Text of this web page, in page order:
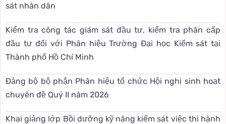
sát nhân dân
Kiểm tra công tác giám sát đầu tư, kiểm tra phân cấp
đầu tư đối với Phân hiệu Trường Đại học Kiểm sát tại
Thành phố Hồ Chí Minh
Đảng bộ bộ phận Phân hiệu tổ chức Hội nghị sinh hoạt
chuyên đề Quý II năm 2026
Khai giảng lớp Bồi dưỡng kỹ năng kiểm sát việc thi hành